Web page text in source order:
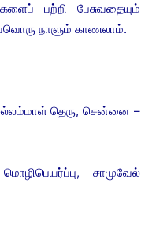
பற்றி பேசுவதையும்
நாளும் காணலாம்.
தெரு, சென்னை –
சாமுவேல்